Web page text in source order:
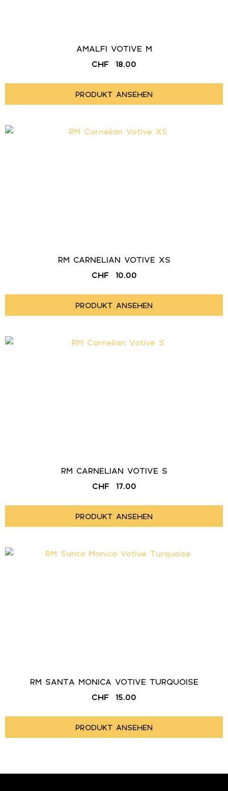
AMALFI VOTIVE M
CHF
18.00
PRODUKT ANSEHEN
RM CARNELIAN VOTIVE XS
CHF
10.00
PRODUKT ANSEHEN
RM CARNELIAN VOTIVE S
CHF
17.00
PRODUKT ANSEHEN
RM SANTA MONICA VOTIVE TURQUOISE
CHF
15.00
PRODUKT ANSEHEN